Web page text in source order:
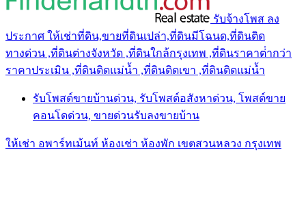
รับจ้างโพส ลง
ประกาศ ให้เช่าที่ดิน,ขายที่ดินเปล่า,ที่ดินมีโฉนด,ที่ดินติด
ทางด่วน ,ที่ดินต่างจังหวัด ,ที่ดินใกล้กรุงเทพ ,ที่ดินราคาต่ํากว่า
ราคาประเมิน ,ที่ดินติดแม่น้ำ ,ที่ดินติดเขา ,ที่ดินติดแม่น้ำ
รับโพสต์ขายบ้านด่วน, รับโพสต์อสังหาด่วน, โพสต์ขาย
คอนโดด่วน, ขายด่วนรับลงขายบ้าน
ให้เช่า อพาร์ทเม้นท์ ห้องเช่า ห้องพัก เขตสวนหลวง กรุงเทพ